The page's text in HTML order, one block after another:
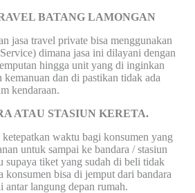
BATANG LAMONGAN
jasa travel private bisa menggunakan
dimana jasa ini dilayani dengan
hingga unit yang di inginkan
kemanuan dan di pastikan tidak ada
kendaraan.
ATAU STASIUN KERETA.
ketepatkan waktu bagi konsumen yang
untuk sampai ke bandara / stasiun
supaya tiket yang sudah di beli tidak
konsumen bisa di jemput dari bandara
antar langung depan rumah.